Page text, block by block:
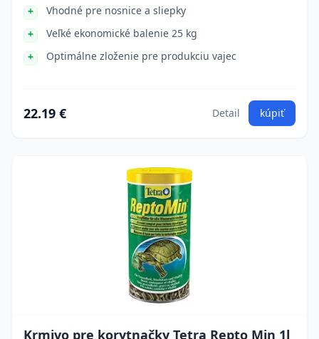
Vhodné pre nosnice a sliepky
Veľké ekonomické balenie 25 kg
Optimálne zloženie pre produkciu vajec
22.19 € Detail kúpiť
Krmivo pre korytnačky Tetra Repto Min 1l